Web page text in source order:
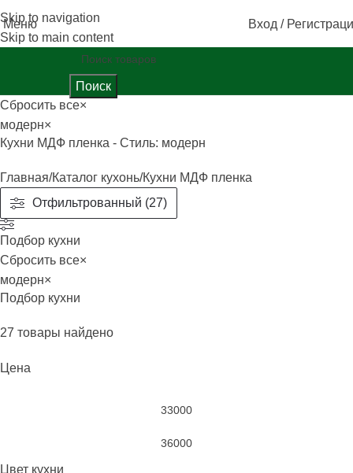
Skip to navigation
Skip to main content
Меню Вход /
Поиск
Сбросить все×
модерн×
Кухни МДФ пленка - Стиль: модерн
Главная Каталог кухонь Кухни МДФ пленка
Отфильтрованный (27)
Подбор кухни
Сбросить все×
модерн×
Подбор кухни
27 товары найдено
Цена
Цвет кухни